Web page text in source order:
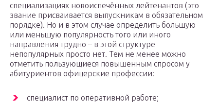
специализациях новоиспечённых лейтенантов (это
звание присваивается выпускникам в обязательном
порядке). Но и в этом случае определить большую
или меньшую популярность того или иного
направления трудно – в этой структуре
непопулярных просто нет. Тем не менее можно
отметить пользующиеся повышенным спросом у
абитуриентов офицерские профессии:
специалист по оперативной работе;